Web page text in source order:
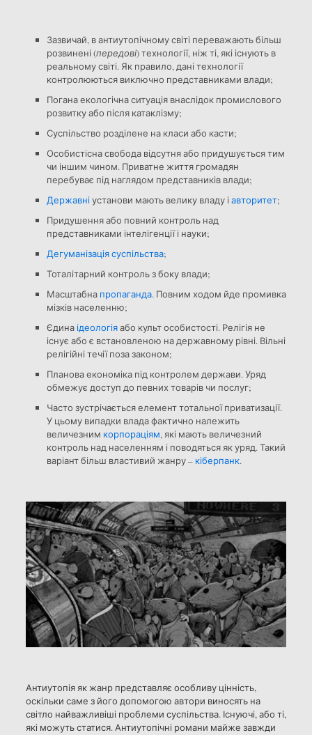
Зазвичай, в антиутопічному світі переважають більш
розвинені (передові) технології, ніж ті, які існують в
реальному світі. Як правило, дані технології
контролюються виключно представниками влади;
Погана екологічна ситуація внаслідок промислового
розвитку або після катаклізму;
Суспільство розділене на класи або касти;
Особистісна свобода відсутня або придушується тим
чи іншим чином. Приватне життя громадян
перебуває під наглядом представників влади;
Державніустанови мають велику владу і авторитет;
Придушення або повний контроль над
представниками інтелігенції і науки;
Дегуманізація суспільства;
Тоталітарний контроль з боку влади;
Масштабна пропаганда. Повним ходом йде промивка
мізків населенню;
Єдина ідеологіяабо культ особистості. Релігія не
існує або є встановленою на державному рівні. Вільні
релігійні течії поза законом;
Планова економіка під контролем держави. Уряд
обмежує доступ до певних товарів чи послуг;
Часто зустрічається елемент тотальної приватизації.
У цьому випадки влада фактично належить
величезним корпораціям, які мають величезний
контроль над населенням і поводяться як уряд. Такий
варіант більш властивий жанру – кіберпанк.
Антиутопія як жанр представляє особливу цінність,
оскільки саме з його допомогою автори виносять на
світло найважливіші проблеми суспільства. Існуючі, або ті,
які можуть статися. Антиутопічні романи майже завжди